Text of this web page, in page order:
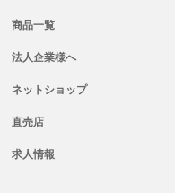
商品一覧
法人企業様へ
ネットショップ
直売店
求人情報